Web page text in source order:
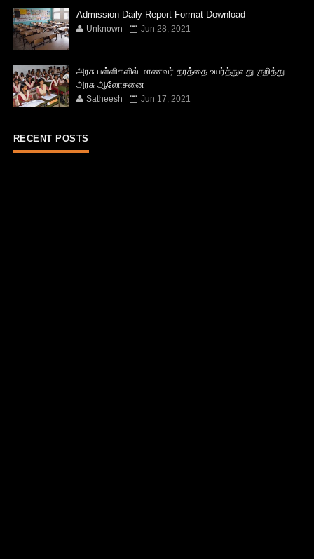
Admission Daily Report Format Download
Unknown Jun 28, 2021
அரசு பள்ளிகளில் மாணவர் தரத்தை உயர்த்துவது குறித்து
அரசு ஆலோசனை
Satheesh Jun 17, 2021
RECENT POSTS